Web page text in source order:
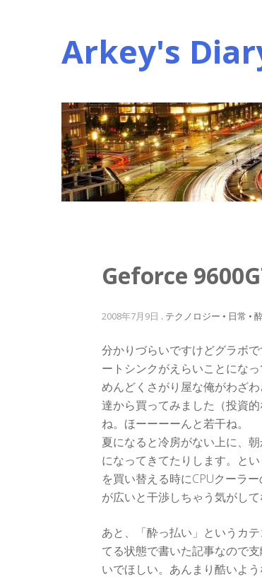
Arkey's
Geforce
2008年7月9日 . テクノロジー • 日常 •
分かりづらいですけどグラボ
ートシンクがえらいことになっ
めんどくさがり屋な俺がわざ
達から買ってみました（投資
ね。ほーーーーんと若干ね。
夏になると冷房がない上に、
になってきてたりします。と
を買い替える時にCPUクーラ
が広いと干渉しちゃう気がして
あと、「酔っ払い」というカ
てる状態で書いた記事なので
いでほしい。あんまり酷いよ